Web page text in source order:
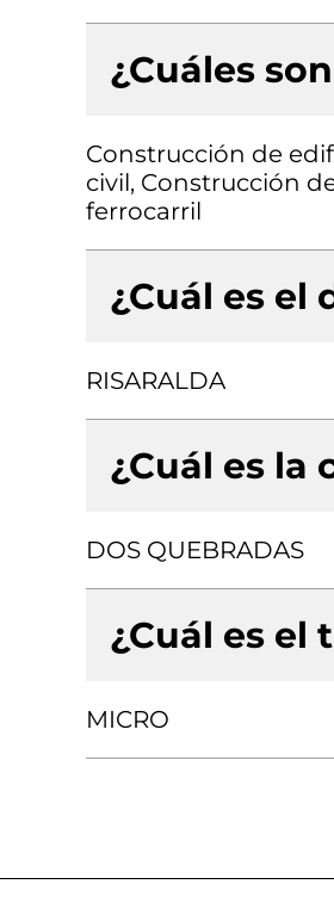
¿Cuáles
Construcción de
civil, Construcción
ferrocarril
¿Cuál es el
RISARALDA
¿Cuál es la
DOS QUEBRADAS
¿Cuál es el
MICRO